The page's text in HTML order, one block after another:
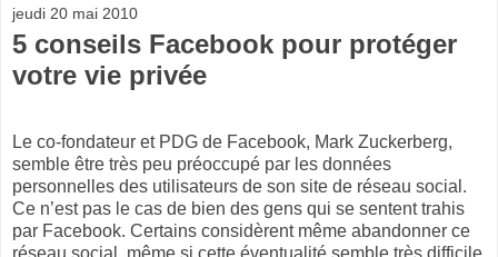
jeudi 20 mai 2010
5 conseils Facebook pour protéger
votre vie privée
Le co-fondateur et PDG de Facebook, Mark Zuckerberg,
semble être très peu préoccupé par les données
personnelles des utilisateurs de son site de réseau social.
Ce n’est pas le cas de bien des gens qui se sentent trahis
par Facebook. Certains considèrent même abandonner ce
réseau social, même si cette éventualité semble très difficile